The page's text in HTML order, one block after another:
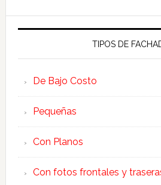
TIPOS DE
De Bajo Costo
Pequeñas
Con Planos
Con fotos frontales y